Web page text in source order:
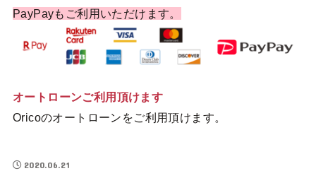
PayPayもご利用いただけます。
オートローンご利用頂けます
Oricoのオートローンをご利用頂けます。
2020.06.21